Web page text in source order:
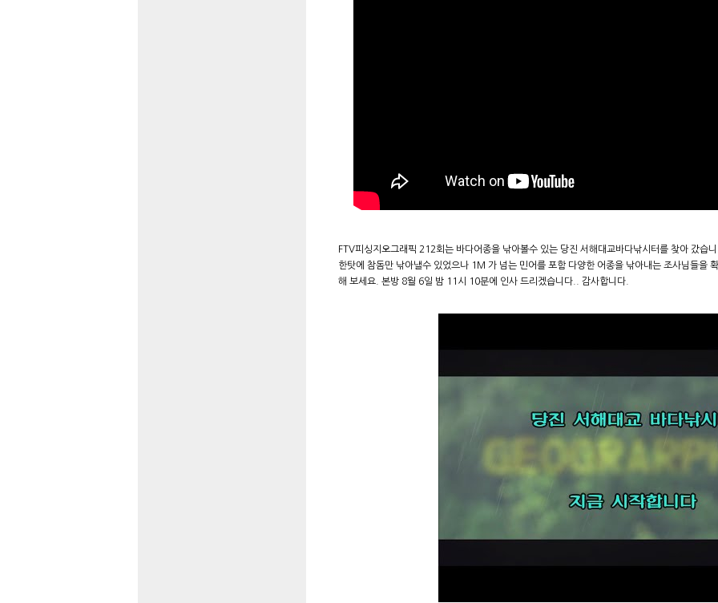
FTV피싱지오그래픽 212회는 바다어종을 낚아볼수 있는 당진 서해대교바다낚시터를 찾아 갔습
한탓에 참돔만 낚아낼수 있었으나 1M 가 넘는 민어를 포함 다양한 어종을 낚아내는 조사님들을
해 보세요. 본방 8월 6일 밤 11시 10분에 인사 드리겠습니다.. 감사합니다.